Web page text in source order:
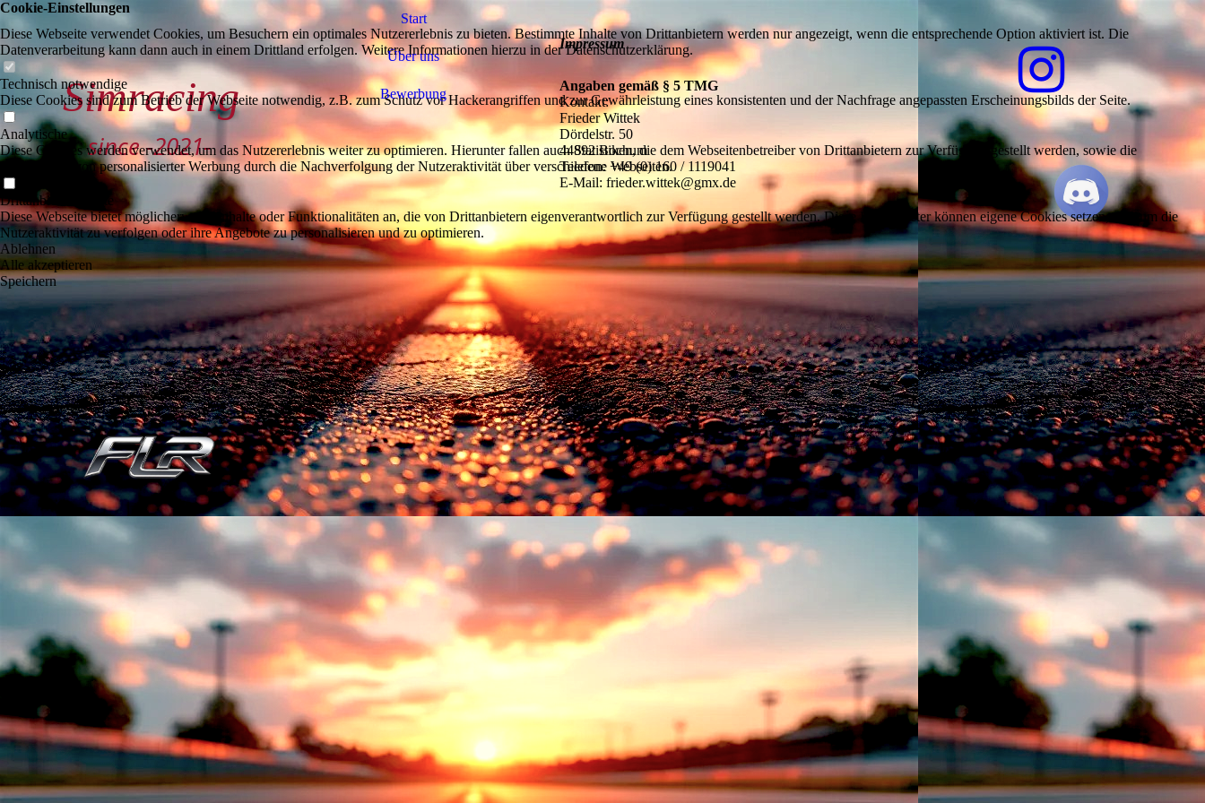
Simracing
since -2021-
Start
Über uns
Bewerbung
Impressum
Angaben gemäß § 5 TMG
Kontakt:
Frieder Wittek
Dördelstr. 50
44892 Bochum
Telefon: +49 (0) 160 / 1119041
E-Mail: frieder.wittek@gmx.de
Cookie-Einstellungen
Diese Webseite verwendet Cookies, um Besuchern ein optimales Nutzererlebnis zu bieten. Bestimmte Inhalte von Drittanbietern werden nur angezeigt, wenn die entsprechende Option aktiviert ist. Die
Datenverarbeitung kann dann auch in einem Drittland erfolgen. Weitere Informationen hierzu in der Datenschutzerklärung.
Technisch notwendige
Diese Cookies sind zum Betrieb der Webseite notwendig, z.B. zum Schutz vor Hackerangriffen und zur Gewährleistung eines konsistenten und der Nachfrage angepassten Erscheinungsbilds der Seite.
Analytische
Diese Cookies werden verwendet, um das Nutzererlebnis weiter zu optimieren. Hierunter fallen auch Statistiken, die dem Webseitenbetreiber von Drittanbietern zur Verfügung gestellt werden, sowie die
Ausspielung von personalisierter Werbung durch die Nachverfolgung der Nutzeraktivität über verschiedene Webseiten.
Drittanbieter-Inhalte
Diese Webseite bietet möglicherweise Inhalte oder Funktionalitäten an, die von Drittanbietern eigenverantwortlich zur Verfügung gestellt werden. Diese Drittanbieter können eigene Cookies setzen, z.B. um die
Nutzeraktivität zu verfolgen oder ihre Angebote zu personalisieren und zu optimieren.
Ablehnen
Alle akzeptieren
Speichern